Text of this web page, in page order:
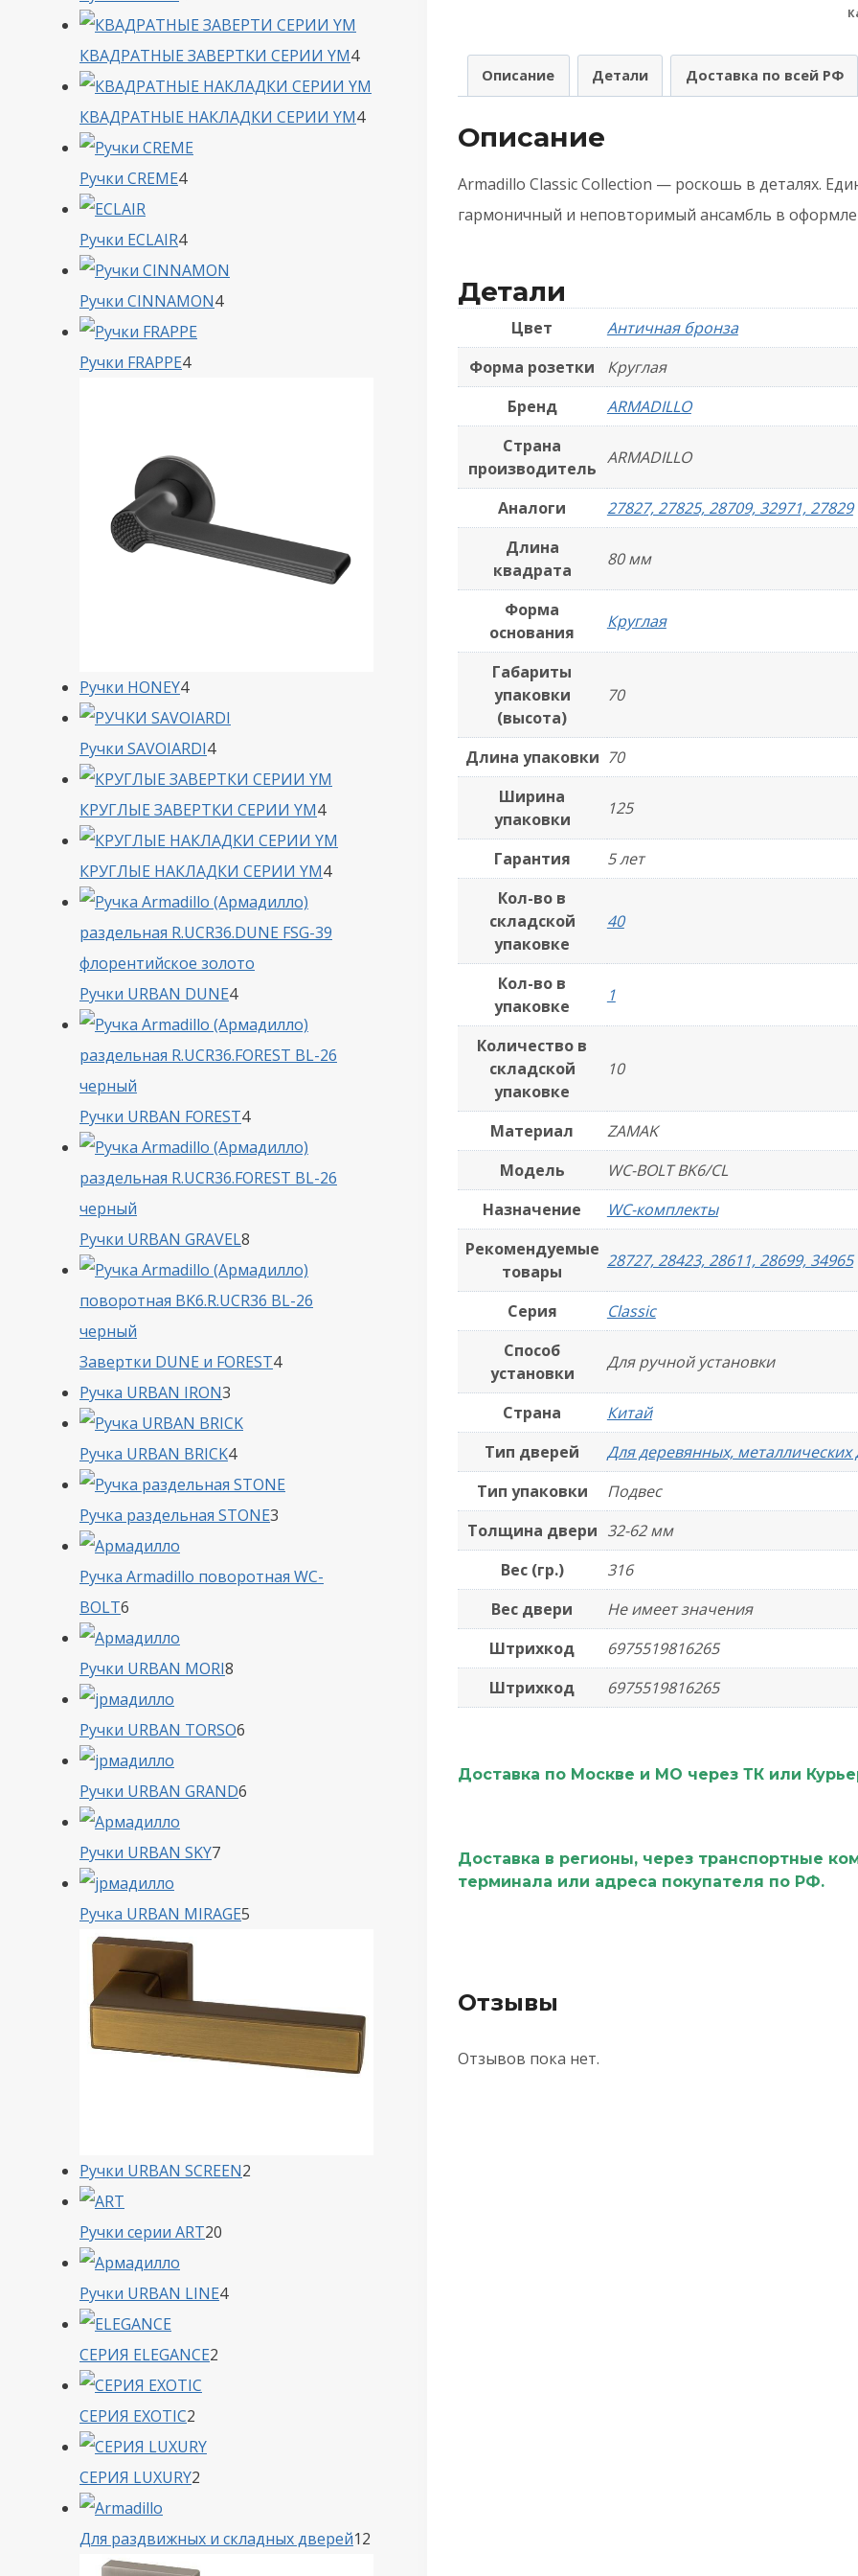
Описание Детали Доставка по всей РФ
Описание
Armadillo Classic Collection — роскошь в деталях.
гармоничный и неповторимый ансамбль в
Детали
Цвет
Античная бронза
Форма розетки
Круглая
Бренд
ARMADILLO
Страна
производитель
ARMADILLO
Аналоги
27827, 27825, 28709, 32971, 27829
Длина
квадрата
80 мм
Форма
основания
Круглая
Габариты
упаковки
(высота)
70
Длина упаковки 70
Ширина
упаковки
125
Гарантия
5 лет
Кол-во в
складской
упаковке
40
Кол-во в
упаковке
1
Количество в
складской
упаковке
10
Материал
ZAMAK
Модель
WC-BOLT BK6/CL
Назначение
WC-комплекты
Рекомендуемые
товары
28727, 28423, 28611, 28699, 34965
Серия
Classic
Способ
установки
Для ручной установки
Страна
Китай
Тип дверей
Для деревянных, металлических
Тип упаковки
Подвес
Толщина двери 32-62 мм
Вес (гр.)
316
Вес двери
Не имеет значения
Штрихкод
6975519816265
Штрихкод
6975519816265
Доставка по Москве и МО через ТК или
Доставка в регионы, через транспортные
терминала или адреса покупателя по РФ.
Отзывы
Отзывов пока нет.
товара
КВАДРАТНЫЕ ЗАВЕРТКИ СЕРИИ YM44
товара
КВАДРАТНЫЕ НАКЛАДКИ СЕРИИ YM44
Ручки CREME44
Ручки ECLAIR44
товара
Ручки CINNAMON44
Ручки FRAPPE44
Ручки HONEY44
товара
Ручки SAVOIARDI44
товара
КРУГЛЫЕ ЗАВЕРТКИ СЕРИИ YM44
товара
КРУГЛЫЕ НАКЛАДКИ СЕРИИ YM44
Ручки URBAN DUNE44
товара
Ручки URBAN FOREST44
товара
Ручки URBAN GRAVEL8
товаров
Завертки DUNE и FOREST44
Ручка URBAN IRON3
товара
Ручка URBAN BRICK44
товара
Ручка раздельная STONE3
Ручка Armadillo поворотная WC-
BOLT6
товаров
Ручки URBAN MORI8
Ручки URBAN TORSO6
Ручки URBAN GRAND6
Ручки URBAN SKY77
Ручка URBAN MIRAGE5
Ручки URBAN SCREEN2
Ручки серии ART20
Ручки URBAN LINE44
СЕРИЯ ELEGANCE2
СЕРИЯ EXOTIC2
товара
СЕРИЯ LUXURY2
Для раздвижных и складных дверей12